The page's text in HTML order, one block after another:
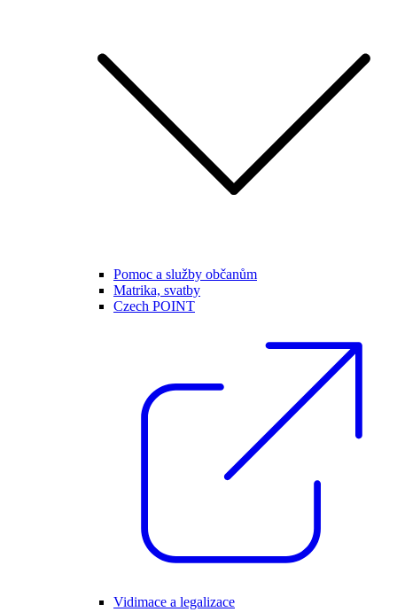
Pomoc a služby občanům
Matrika, svatby
Czech POINT
Vidimace a legalizace